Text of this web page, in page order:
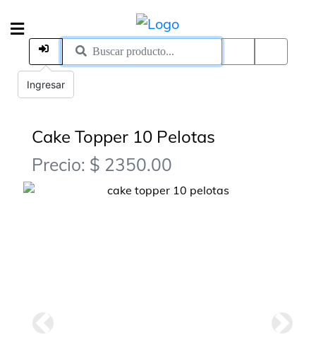
Cake Topper 10 Pelotas
Precio: $ 2350.00
Ingresar